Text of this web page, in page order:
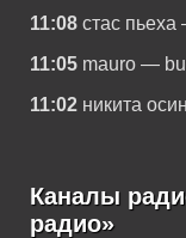
11:08 стас пьеха
11:05 mauro —
11:02 никита
Каналы
радио»